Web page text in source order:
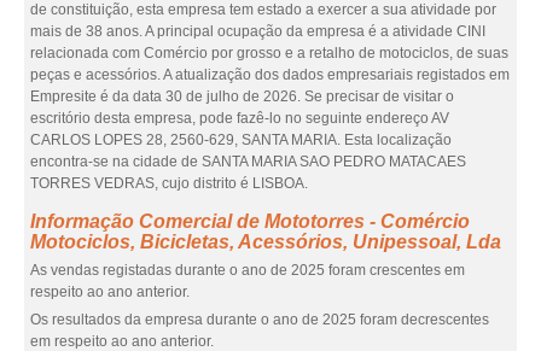
de constituição, esta empresa tem estado a exercer a sua atividade por
mais de 38 anos. A principal ocupação da empresa é a atividade CINI
relacionada com Comércio por grosso e a retalho de motociclos, de suas
peças e acessórios. A atualização dos dados empresariais registados em
Empresite é da data 30 de julho de 2026. Se precisar de visitar o
escritório desta empresa, pode fazê-lo no seguinte endereço AV
CARLOS LOPES 28, 2560-629, SANTA MARIA. Esta localização
encontra-se na cidade de SANTA MARIA SAO PEDRO MATACAES
TORRES VEDRAS, cujo distrito é LISBOA.
Informação Comercial de Mototorres - Comércio
Motociclos, Bicicletas, Acessórios, Unipessoal, Lda
As vendas registadas durante o ano de 2025 foram crescentes em
respeito ao ano anterior.
Os resultados da empresa durante o ano de 2025 foram decrescentes
em respeito ao ano anterior.